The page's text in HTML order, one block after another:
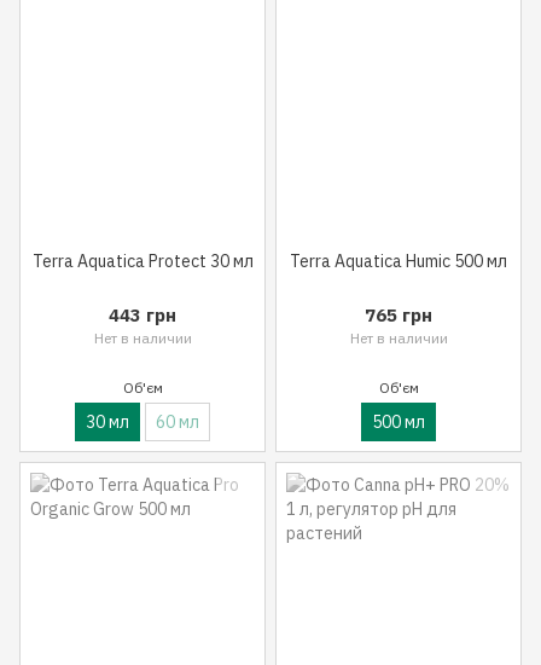
Terra Aquatica Protect 30 мл
443 грн
Нет в наличии
Об'єм
30 мл 60 мл
Terra Aquatica Humic 500 мл
765 грн
Нет в наличии
Об'єм
500 мл